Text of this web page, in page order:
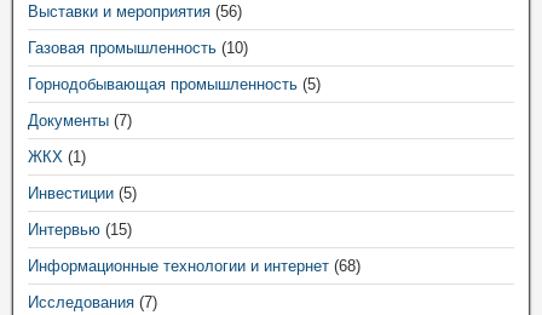
Выставки и мероприятия (56)
Газовая промышленность (10)
Горнодобывающая промышленность (5)
Документы (7)
ЖКХ (1)
Инвестиции (5)
Интервью (15)
Информационные технологии и интернет (68)
Исследования (7)